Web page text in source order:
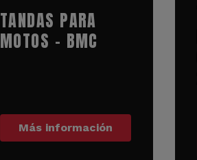
TANDAS PARA
MOTOS - BMC
Más información